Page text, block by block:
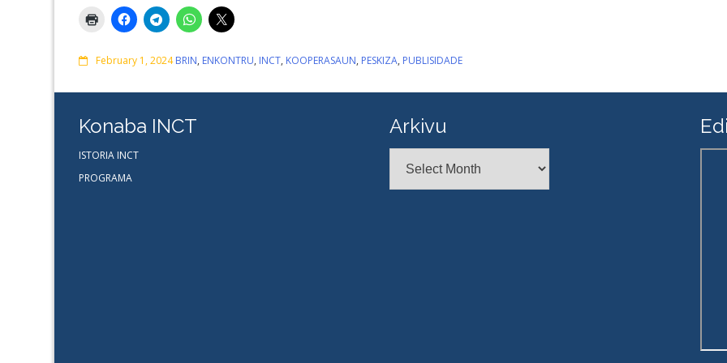
February 1, 2024 Comments
BRIN, ENKONTRU, INCT, KOOPERASAUN, PESKIZA, PUBLISIDADE
Konaba INCT
ISTORIA INCT
PROGRAMA
Arkivu